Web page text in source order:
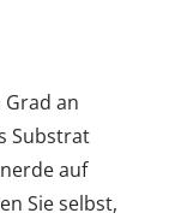
an
Substrat
auf
Sie selbst,